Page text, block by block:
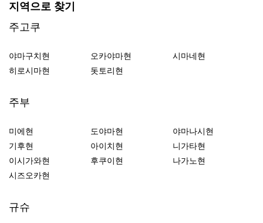
지역으로 찾기
주고쿠
야마구치현 오카야마현
시마네현
히로시마현
돗토리현
주부
미에현 도야마현
야마나시현
기후현
아이치현
니가타현
이시가와현
후쿠이현
나가노현
시즈오카현
규슈